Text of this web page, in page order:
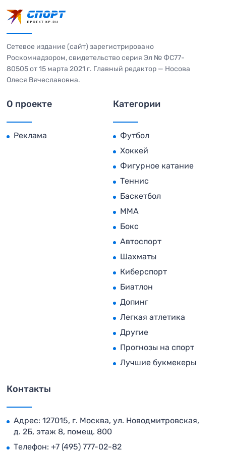
Сетевое издание (сайт) зарегистрировано
Роскомнадзором, свидетельство серия Эл № ФС77-
80505 от 15 марта 2021 г. Главный редактор — Носова
Олеся Вячеславовна.
О проекте
Реклама
Категории
Футбол
Хоккей
Фигурное катание
Теннис
Баскетбол
MMA
Бокс
Автоспорт
Шахматы
Киберспорт
Биатлон
Допинг
Легкая атлетика
Другие
Прогнозы на спорт
Лучшие букмекеры
Контакты
Адрес: 127015, г. Москва, ул. Новодмитровская,
д. 2Б, этаж 8, помещ. 800
Телефон: +7 (495) 777-02-82